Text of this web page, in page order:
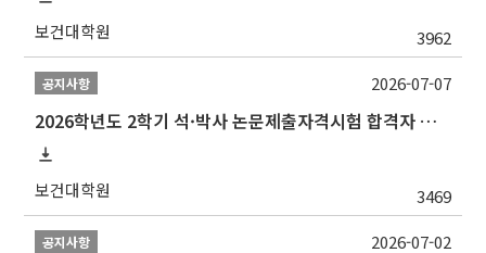
보건대학원 3962
공지사항
2026학년도 2학기 석·박사 논문제출자격시험 합격자 공고(TSQ Exam Result)
보건대학원 3469
2026-07-07
공지사항 2026-07-02